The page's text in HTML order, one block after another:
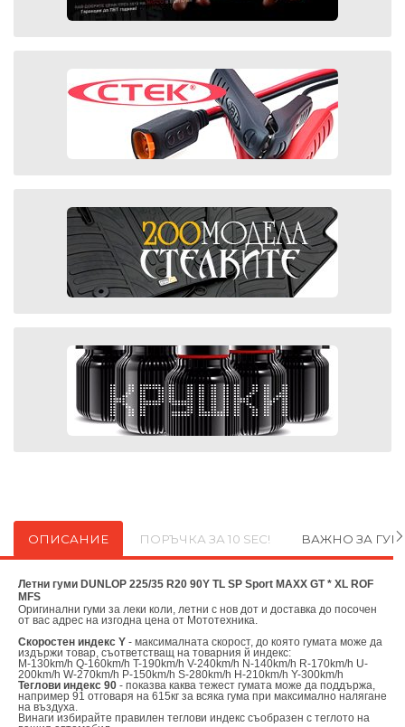
ОПИСАНИЕ ПОРЪЧКА ЗА 10 SEC! ВАЖНО ЗА
Летни гуми DUNLOP 225/35 R20 90Y TL SP Sport MAXX GT * XL ROF
MFS
Оригинални гуми за леки коли, летни с нов дот и доставка до посочен
от вас адрес на изгодна цена от Мототехника.
Скоростен индекс Y - максималната скорост, до която гумата може да
издържи товар, съответстващ на товарния й индекс:
M-130km/h Q-160km/h T-190km/h V-240km/h N-140km/h R-170km/h U-
200km/h W-270km/h P-150km/h S-280km/h H-210km/h Y-300km/h
Теглови индекс 90 - показва каква тежест гумата може да поддържа,
например 91 отговаря на 615кг за всяка гума при максимално налягане
на въздуха.
Винаги избирайте правилен теглови индекс съобразен с теглото на